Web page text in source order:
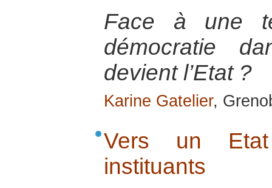
Face à une
démocratie
devient l’Etat ?
Karine Gatelier,
Vers un
instituants